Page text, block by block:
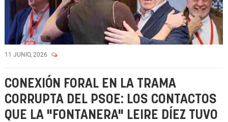
11 JUNIO, 2026
CONEXIÓN FORAL EN LA TRAMA
CORRUPTA DEL PSOE: LOS CONTACTOS
QUE LA "FONTANERA" LEIRE DÍEZ TUVO